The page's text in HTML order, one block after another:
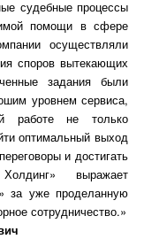
судебные процессы
помощи в сфере
осуществляли
споров вытекающих
задания были
уровнем сервиса,
работе не только
оптимальный выход
и достигать
выражает
за уже проделанную
сотрудничество.»